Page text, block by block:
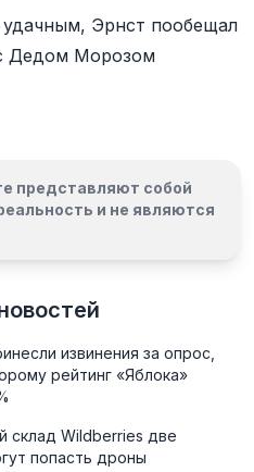
удачным, Эрнст пообещал
Дедом Морозом
представляют собой
и не являются
извинения за опрос,
рейтинг «Яблока»
склад Wildberries две
попасть дроны